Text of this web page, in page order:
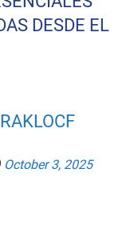
DESDE EL
October 3, 2025